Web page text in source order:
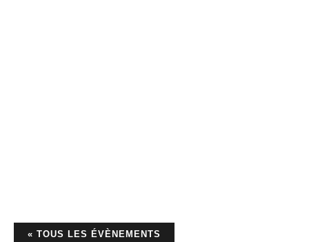
« TOUS LES ÉVÈNEMENTS